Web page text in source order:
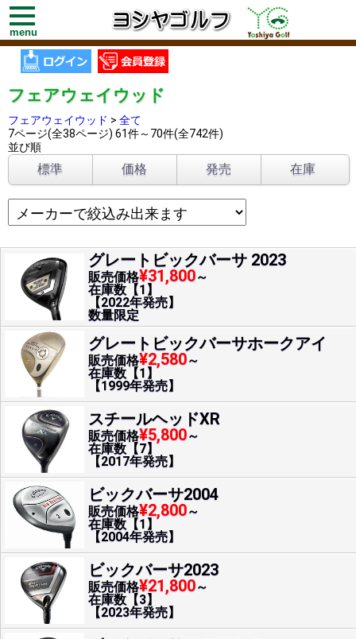
toggle
navigation
menu
フェアウェイウッド
フェアウェイウッド > 全て
7ページ(全38ページ) 61件～70件(全742件)
並び順
標準 価格 発売 在庫
グレートビックバーサ 2023
販売価格¥31,800～
在庫数【1】
【2022年発売】
数量限定
グレートビックバーサホークアイ
販売価格¥2,580～
在庫数【1】
【1999年発売】
スチールヘッドXR
販売価格¥5,800～
在庫数【7】
【2017年発売】
ビックバーサ2004
販売価格¥2,800～
在庫数【1】
【2004年発売】
ビックバーサ2023
販売価格¥21,800～
在庫数【3】
【2023年発売】